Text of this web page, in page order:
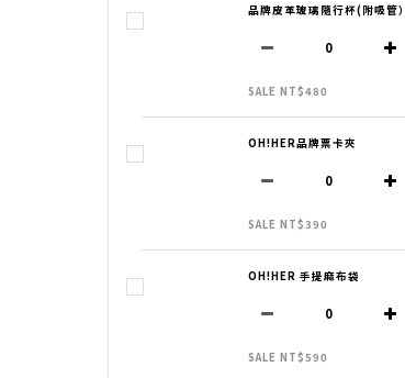
品牌皮革玻璃隨行杯(附吸管）
SALE NT$480
OH!HER品牌票卡夾
SALE NT$390
OH!HER 手提麻布袋
SALE NT$590